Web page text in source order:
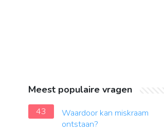
Meest populaire vragen
43
Waardoor kan miskraam
ontstaan?